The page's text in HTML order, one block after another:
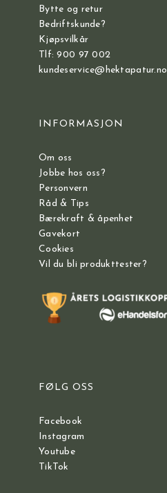
Bytte og retur
Bedriftskunde?
Kjøpsvilkår
Tlf: 900 97 002
kundeservice@hektapatur.no
INFORMASJON
Om oss
Jobbe hos oss?
Personvern
Råd & Tips
Bærekraft & åpenhet
Gavekort
Cookies
Vil du bli produkttester?
FØLG OSS
Facebook
Instagram
Youtube
TikTok